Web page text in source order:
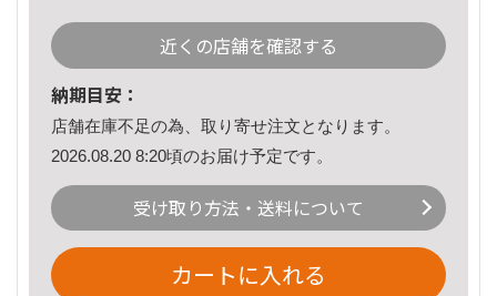
近くの店舗を確認する
納期目安：
店舗在庫不足の為、取り寄せ注文となります。
2026.08.20 8:20頃のお届け予定です。
受け取り方法・送料について
カートに入れる